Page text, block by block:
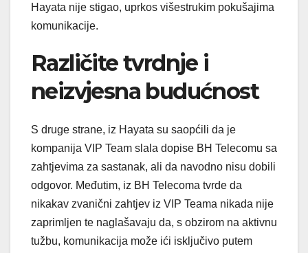
Hayata nije stigao, uprkos višestrukim pokušajima
komunikacije.
Različite tvrdnje i
neizvjesna budućnost
S druge strane, iz Hayata su saopćili da je
kompanija VIP Team slala dopise BH Telecomu sa
zahtjevima za sastanak, ali da navodno nisu dobili
odgovor. Međutim, iz BH Telecoma tvrde da
nikakav zvanični zahtjev iz VIP Teama nikada nije
zaprimljen te naglašavaju da, s obzirom na aktivnu
tužbu, komunikacija može ići isključivo putem